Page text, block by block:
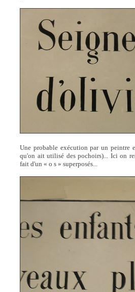
Une probable exécution par un peintre
qu'on ait utilisé des pochoirs)... Ici on
fait d'un « o s » superposés...